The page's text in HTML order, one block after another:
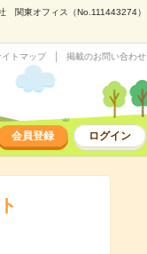
関東オフィス（No.111443274）
イトマップ 掲載のお問い合わせ
会員登録 ログイン